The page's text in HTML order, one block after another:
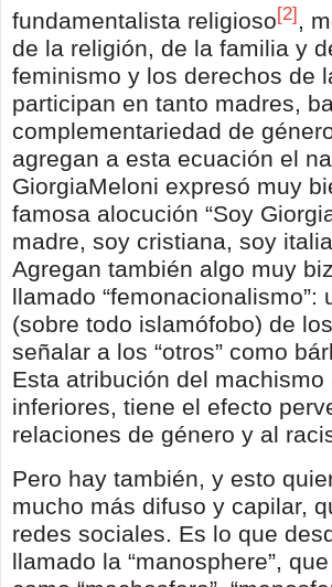
fundamentalista religioso[2],
de la religión, de la familia y
feminismo y los derechos de
participan en tanto madres,
complementariedad de
agregan a esta ecuación el
GiorgiaMeloni expresó muy
famosa alocución “Soy
madre, soy cristiana, soy
Agregan también algo muy
llamado
(sobre todo islamófobo) de
señalar a los “otros” como
Esta atribución del machismo
inferiores, tiene el efecto
relaciones de género y al
Pero hay también, y esto
mucho más difuso y capilar,
redes sociales. Es lo que
llamado la “manosphere”,